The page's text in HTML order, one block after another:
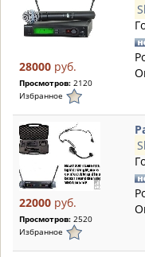
28000 руб.
Просмотров: 2120
Избранное
22000 руб.
Просмотров: 2520
Избранное